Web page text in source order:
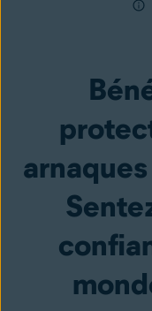
Obtenir